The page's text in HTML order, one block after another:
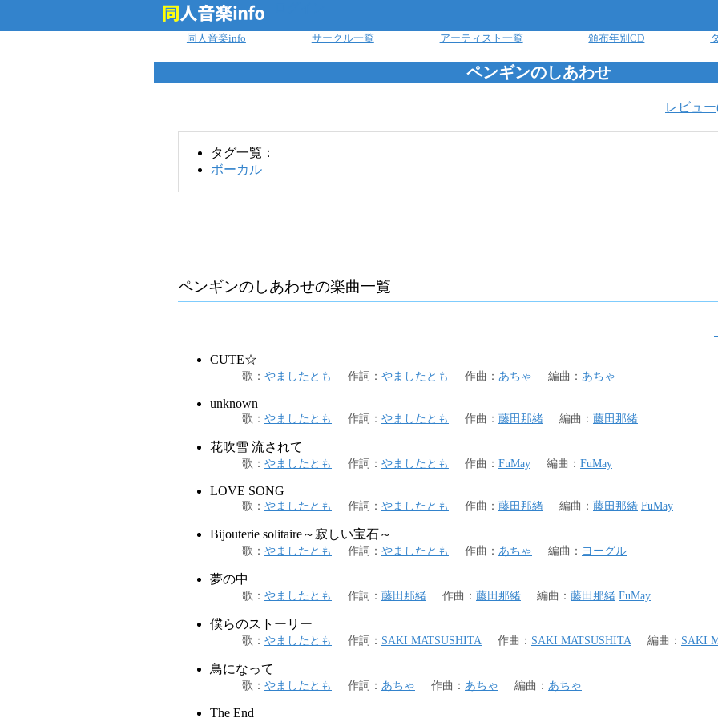
同人音楽info サークル一覧 アーティスト一覧 頒布年別CD
ペンギンのしあわせ
レビュ
タグ一覧：
ボーカル
ペンギンのしあわせの楽曲一覧
CUTE☆
歌 ： やましたとも 作詞 ： やましたとも 作曲 ： あちゃ 編曲 ： あちゃ
unknown
歌 ： やましたとも 作詞 ： やましたとも 作曲 ： 藤田那緒 編曲 ： 藤田那緒
花吹雪 流されて
歌 ： やましたとも 作詞 ： やましたとも 作曲 ： FuMay 編曲 ： FuMay
LOVE SONG
歌 ： やましたとも 作詞 ： やましたとも 作曲 ： 藤田那緒 編曲 ： 藤田那緒 FuMay
Bijouterie solitaire～寂しい宝石～
歌 ： やましたとも 作詞 ： やましたとも 作曲 ： あちゃ 編曲 ： ヨーグル
夢の中
歌 ： やましたとも 作詞 ： 藤田那緒 作曲 ： 藤田那緒 編曲 ： 藤田那緒 FuMay
僕らのストーリー
歌 ： やましたとも 作詞 ： SAKI MATSUSHITA 作曲 ： SAKI MATSUSHITA 編曲 ： SAKI
鳥になって
歌 ： やましたとも 作詞 ： あちゃ 作曲 ： あちゃ 編曲 ： あちゃ
The End